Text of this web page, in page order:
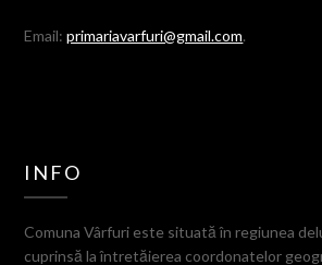
Email:primariavarfuri@gmail.com.
INFO
Comuna Vârfuri este situată în regiunea
cuprinsă la întretăierea coordonatelor